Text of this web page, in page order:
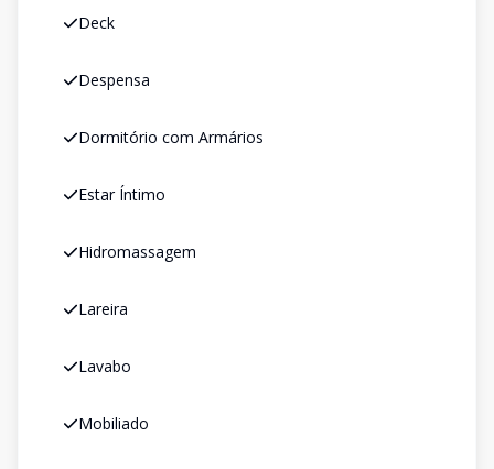
Deck
Despensa
Dormitório com Armários
Estar Íntimo
Hidromassagem
Lareira
Lavabo
Mobiliado